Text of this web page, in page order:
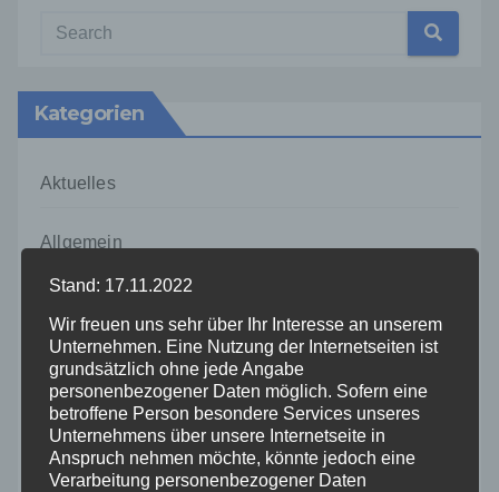
Kategorien
Aktuelles
Allgemein
Bundespolizei
Feuerwehr
Hilfsorganisationen
Stand: 17.11.2022
Wir freuen uns sehr über Ihr Interesse an unserem
Unternehmen. Eine Nutzung der Internetseiten ist
grundsätzlich ohne jede Angabe
personenbezogener Daten möglich. Sofern eine
betroffene Person besondere Services unseres
Unternehmens über unsere Internetseite in
Anspruch nehmen möchte, könnte jedoch eine
Verarbeitung personenbezogener Daten